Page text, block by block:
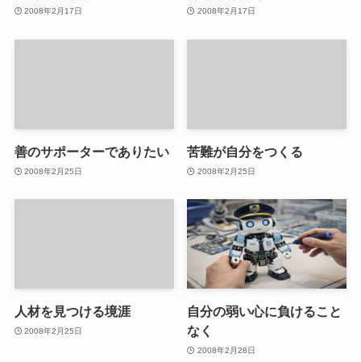
2008年2月17日 2008年2月17日
善のサポーターでありたい
2008年2月25日
苦難が自分をつくる
2008年2月25日
人材を見つける境涯
2008年2月25日
自分の弱い心に負けること
なく
2008年2月28日